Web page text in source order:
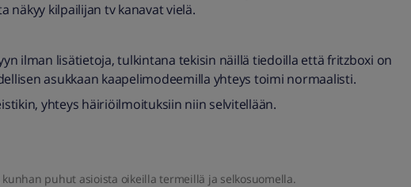
näkyy kilpailijan tv kanavat vielä.
ilman lisätietoja, tulkintana tekisin näillä tiedoilla että fritzboxi on
asukkaan kaapelimodeemilla yhteys toimi normaalisti.
yhteys häiriöilmoituksiin niin selvitellään.
puhut asioista oikeilla termeillä ja selkosuomella.